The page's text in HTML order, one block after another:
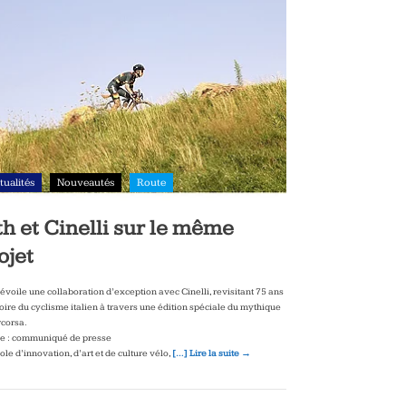
Nouveautés Route
et Cinelli sur le même
une collaboration d’exception avec Cinelli, revisitant 75 ans
du cyclisme italien à travers une édition spéciale du mythique
: communiqué de presse
d’innovation, d’art et de culture vélo, […] Lire la suite →